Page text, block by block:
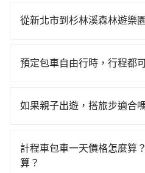
市三峽區前往最靠近的板橋
的高鐵從板橋站前往彰化高
竹山鎮) 的目的地。全程加上
費約880元，費時3小時20分
鐵可以比坐車快，但卻要額
但花費可能不小。租車公司
租金約$4,500，油錢（每公
收100~2,000元不等的超里程
用多天，如此預計小轎車的
$6,700起。透過app預約
從新北市到杉林溪森林遊樂
灣大車隊、Uber、Line Taxi
計程車約340輛，數量約為新
溪森林遊樂園的最佳選擇。
預定包車自由行時，行程都
沒有到達海拔1500公里以上
如果親子出遊，搭旅步適合
椅及兒童用增高墊供您選購(
出遊時安全更有保障。
計程車包車一天價格怎麼算
算？